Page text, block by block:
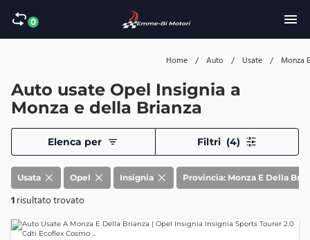
0
Home / Auto / Usate /
Auto usate Opel Insignia a
Monza e della Brianza
Elenca per Filtri (4)
Usata Opel Insignia Provincia: Monza E Della
1risultato trovato